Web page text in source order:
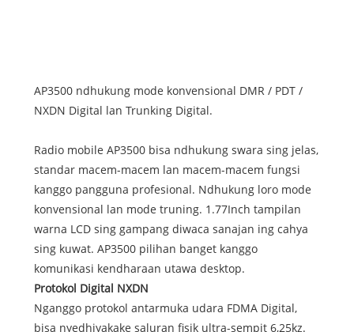
AP3500 ndhukung mode konvensional DMR / PDT /
NXDN Digital lan Trunking Digital.
Radio mobile AP3500 bisa ndhukung swara sing jelas,
standar macem-macem lan macem-macem fungsi
kanggo pangguna profesional. Ndhukung loro mode
konvensional lan mode truning. 1.77Inch tampilan
warna LCD sing gampang diwaca sanajan ing cahya
sing kuwat. AP3500 pilihan banget kanggo
komunikasi kendharaan utawa desktop.
Protokol Digital NXDN
Nganggo protokol antarmuka udara FDMA Digital,
bisa nyedhiyakake saluran fisik ultra-sempit 6,25kz.